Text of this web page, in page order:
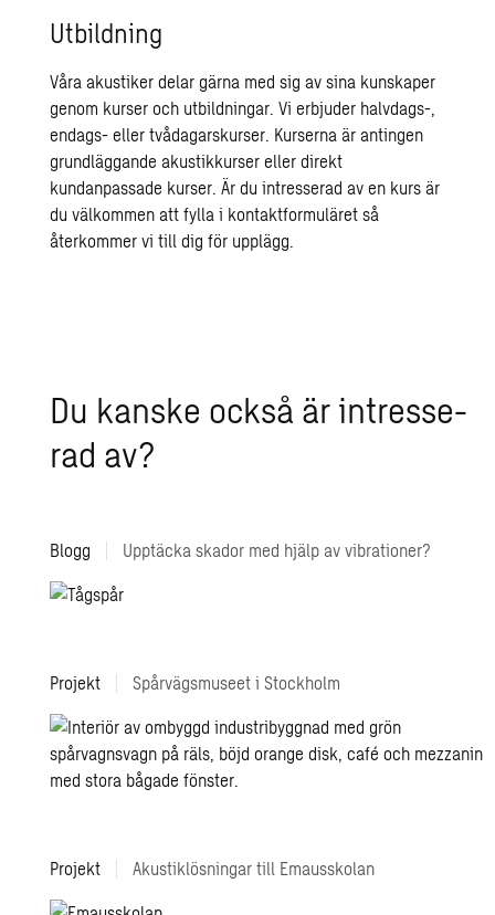
Utbildning
Våra akustiker delar gärna med sig av sina kunskaper
genom kurser och utbildningar. Vi erbjuder halvdags-,
endags- eller tvådagarskurser. Kurserna är antingen
grundläggande akustikkurser eller direkt
kundanpassade kurser. Är du intresserad av en kurs är
du välkommen att fylla i kontaktformuläret så
återkommer vi till dig för upplägg.
Du kanske också är in­tres­se­
rad av?
Blogg Upptäcka skador med hjälp av vibrationer?
Projekt Spårvägsmuseet i Stockholm
Projekt Akustiklösningar till Emausskolan